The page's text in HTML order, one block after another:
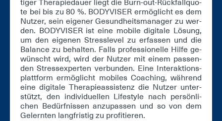
ti­ger The­ra­pie­dau­er liegt die Burn-out-Rück­fall­quo­
te bei bis zu 80 %. BO­DY­VI­SER er­mög­licht es dem
Nut­zer, sein ei­ge­ner Ge­sund­heits­ma­na­ger zu wer­
den. BO­DY­VI­SER ist ei­ne mo­bi­le di­gi­ta­le Lö­sung,
um den ei­ge­nen Stress­le­vel zu er­fas­sen und die
Ba­lan­ce zu be­hal­ten. Falls pro­fes­sio­nel­le Hil­fe ge­
wünscht wird, wird der Nut­zer mit ei­nem pas­sen­
den Stress­ex­per­ten ver­bun­den. Ei­ne In­ter­ak­ti­ons­
platt­form er­mög­licht mo­bi­les Coa­ching, wäh­rend
ei­ne di­gi­ta­le The­ra­pie­as­sis­tenz die Nut­zer un­ter­
stützt, den in­di­vi­du­el­len Life­style nach per­sön­li­
chen Be­dürf­nis­sen an­zu­pas­sen und so von dem
Ge­lern­ten lang­fris­tig zu pro­fi­tie­ren.